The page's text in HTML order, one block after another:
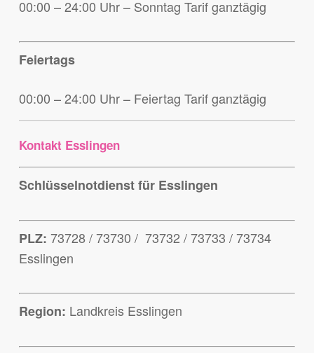
00:00 – 24:00 Uhr – Sonntag Tarif ganztägig
Feiertags
00:00 – 24:00 Uhr – Feiertag Tarif ganztägig
Kontakt Esslingen
Schlüsselnotdienst für Esslingen
PLZ: 73728 / 73730 / 73732 / 73733 / 73734
Esslingen
Region: Landkreis Esslingen